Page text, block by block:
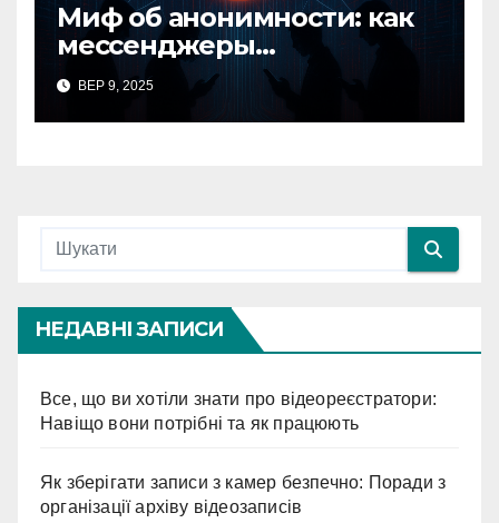
Миф об анонимности: как
мессенджеры
превратились в
инструменты слежки
ВЕР 9, 2025
НЕДАВНІ ЗАПИСИ
Все, що ви хотіли знати про відеореєстратори:
Навіщо вони потрібні та як працюють
Як зберігати записи з камер безпечно: Поради з
організації архіву відеозаписів